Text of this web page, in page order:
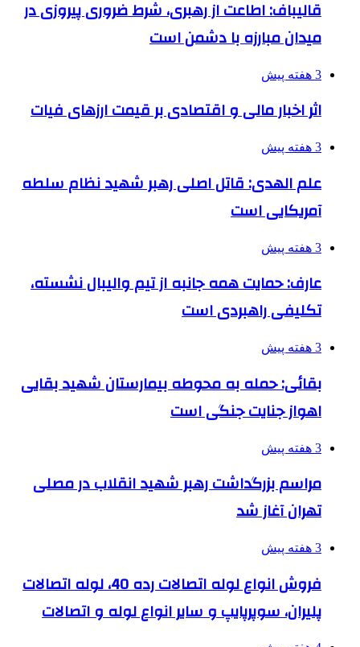
قالیباف: اطاعت از رهبری، شرط ضروری پیروزی در
میدان مبارزه با دشمن است
3 هفته پیش
اثر اخبار مالی و اقتصادی بر قیمت ارزهای فیات
3 هفته پیش
علم الهدی: قاتل اصلی رهبر شهید نظام سلطه
آمریکایی است
3 هفته پیش
عارف: حمایت همه جانبه از تیم والیبال نشسته،
تکلیفی راهبردی است
3 هفته پیش
بقائی: حمله به محوطه بیمارستان شهید بقایی
اهواز جنایت جنگی است
3 هفته پیش
مراسم بزرگداشت رهبر شهید انقلاب در مصلی
تهران آغاز شد
3 هفته پیش
فروش انواع لوله اتصالات رده 40، لوله اتصالات
پلیران، سوپرپایپ و سایر انواع لوله و اتصالات